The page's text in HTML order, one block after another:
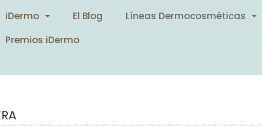
iDermo El Blog Líneas Dermocosméticas
Premios iDermo